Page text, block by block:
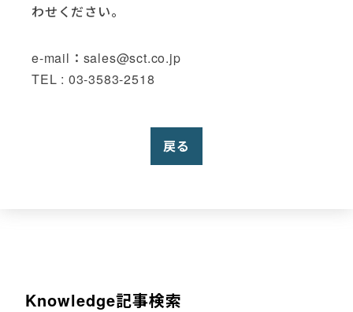
わせください。
e-mail： sales@sct.co.jp
TEL : 03-3583-2518
戻る
Knowledge記事検索